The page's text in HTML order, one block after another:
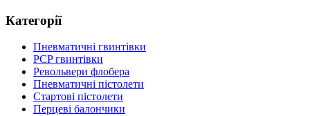
Категорії
Пневматичні гвинтівки
PCP гвинтівки
Револьвери флобера
Пневматичні пістолети
Стартові пістолети
Перцеві балончики